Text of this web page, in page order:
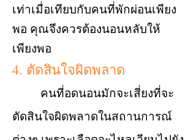
เท่าเมื่อเทียบกับคนที่พักผ่อนเพียง
พอ คุณจึงควรต้องนอนหลับให้
เพียงพอ
4. ตัดสินใจผิดพลาด
คนที่อดนอนมักจะเสี่ยงที่จะ
ตัดสินใจผิดพลาดในสถานการณ์